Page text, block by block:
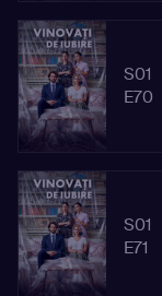
S01
E70
S01
E71